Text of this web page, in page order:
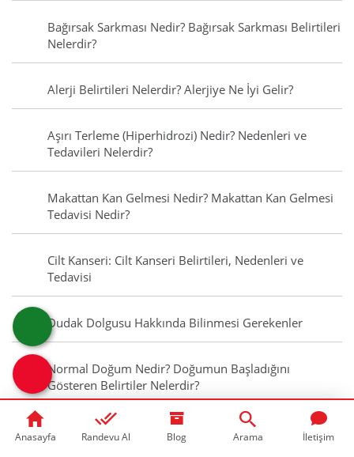
Bağırsak Sarkması Nedir? Bağırsak Sarkması Belirtileri
Nelerdir?
Alerji Belirtileri Nelerdir? Alerjiye Ne İyi Gelir?
Aşırı Terleme (Hiperhidrozi) Nedir? Nedenleri ve
Tedavileri Nelerdir?
Makattan Kan Gelmesi Nedir? Makattan Kan Gelmesi
Tedavisi Nedir?
Cilt Kanseri: Cilt Kanseri Belirtileri, Nedenleri ve
Tedavisi
Dudak Dolgusu Hakkında Bilinmesi Gerekenler
Normal Doğum Nedir? Doğumun Başladığını
Gösteren Belirtiler Nelerdir?
Bel Ağrısına Ne İyi Gelir? Evde Yapabileceğiniz 10
Anasayfa Randevu Al Blog Arama İletişim